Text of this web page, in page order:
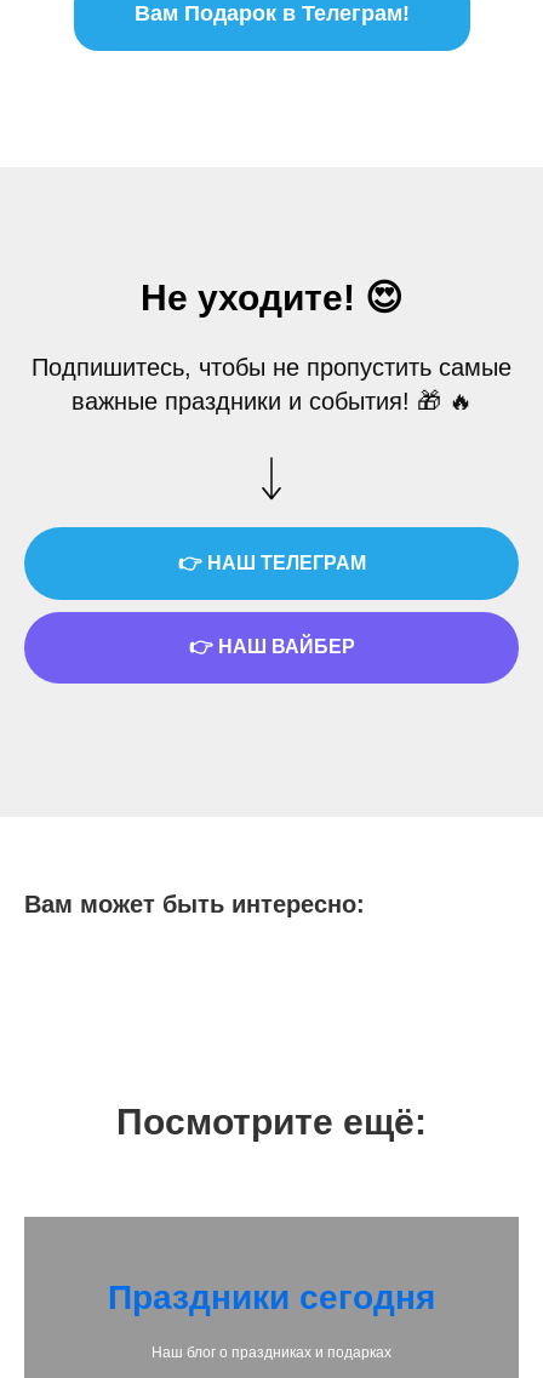
Вам Подарок в Телеграм!
Не уходите! 😍
Подпишитесь, чтобы не пропустить самые
важные праздники и события! 🎁 🔥
👉 НАШ ТЕЛЕГРАМ
👉 НАШ ВАЙБЕР
Вам может быть интересно:
Посмотрите ещё:
Праздники сегодня
Наш блог о праздниках и подарках